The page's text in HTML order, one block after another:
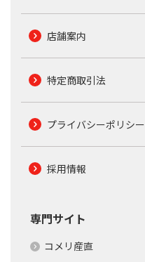
店舗案内
特定商取引法
プライバシーポリシー
採用情報
専門サイト
コメリ産直